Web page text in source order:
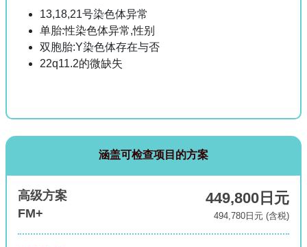
13,18,21号染色体异常
单胎:性染色体异常,性别
双胞胎:Y染色体存在与否
22q11.2的微缺失
涵盖可检查项目的方案
高级方案
FM+
449,800日元
494,780日元 (含税)